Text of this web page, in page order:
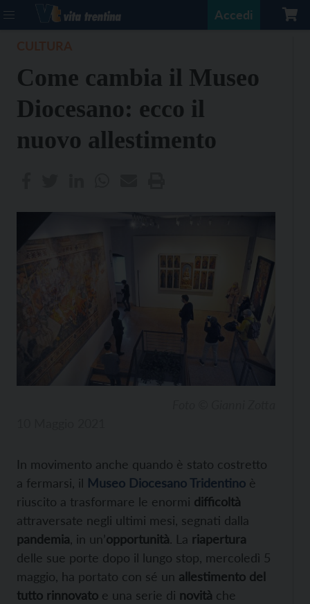
Accedi
Come cambia il Museo
Diocesano: ecco il
nuovo allestimento
In movimento anche quando è stato costretto
a fermarsi, il Museo Diocesano Tridentino è
riuscito a trasformare le enormi difficoltà
attraversate negli ultimi mesi, segnati dalla
pandemia , in un’opportunità. La riapertura
delle sue porte dopo il lungo stop, mercoledì 5
maggio, ha portato con sé un allestimento del
tutto rinnovato e una serie di novità che